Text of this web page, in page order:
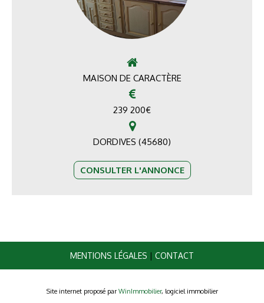
MAISON DE CARACTÈRE
239 200€
DORDIVES (45680)
CONSULTER L'ANNONCE
MENTIONS LÉGALES | CONTACT
Site internet proposé par WinImmobilier, logiciel immobilier